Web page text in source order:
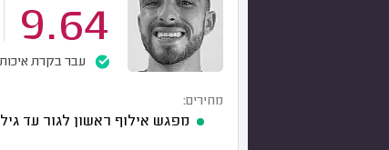
9.64
עבר בקרת
מחירים:
מפגש אילוף ראשון לגור עד